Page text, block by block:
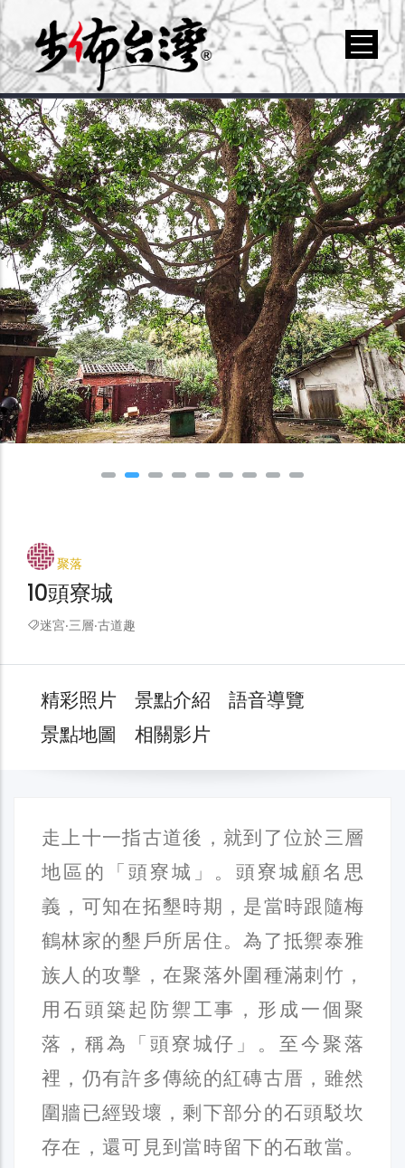
聚落
10頭寮城
迷宮‧三層‧古道趣
精彩照片 景點介紹
語音導覽
景點地圖
相關影片
走上十一指古道後，就到了位於三層
地區的「頭寮城」。頭寮城顧名思
義，可知在拓墾時期，是當時跟隨梅
鶴林家的墾戶所居住。為了抵禦泰雅
族人的攻擊，在聚落外圍種滿刺竹，
用石頭築起防禦工事，形成一個聚
落，稱為「頭寮城仔」。至今聚落
裡，仍有許多傳統的紅磚古厝，雖然
圍牆已經毀壞，剩下部分的石頭駁坎
存在，還可見到當時留下的石敢當。